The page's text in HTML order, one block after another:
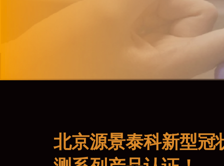
北京源景泰科新型冠